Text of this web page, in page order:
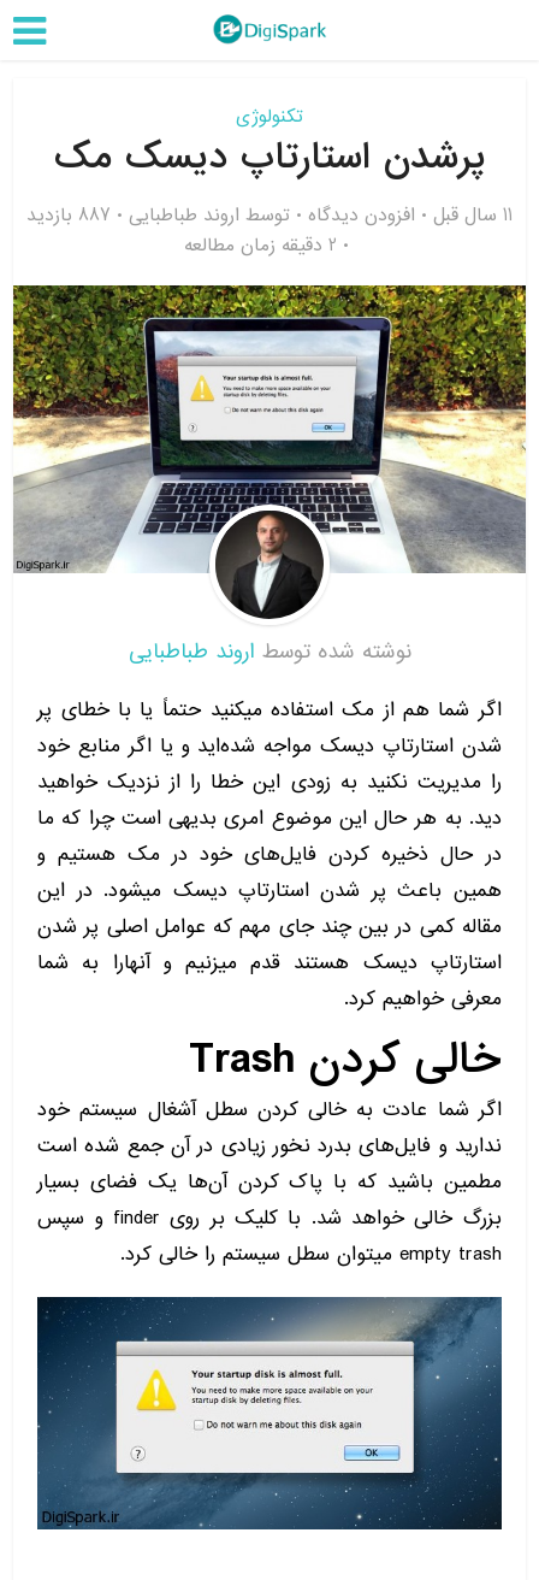
تکنولوژی
پرشدن استارتاپ دیسک مک
11 سال قبل افزودن دیدگاه توسط اروند طباطبایی
887 بازدید
2 دقیقه زمان مطالعه
نوشته شده توسط اروند طباطبایی
اگر شما هم از مک استفاده میکنید حتماً یا با خطای پر
شدن استارتاپ دیسک مواجه شده‌اید و یا اگر منابع خود
را مدیریت نکنید به زودی این خطا را از نزدیک خواهید
دید. به هر حال این موضوع امری بدیهی است چرا که ما
در حال ذخیره کردن فایل‌های خود در مک هستیم و
همین باعث پر شدن استارتاپ دیسک میشود. در این
مقاله کمی در بین چند جای مهم که عوامل اصلی پر شدن
استارتاپ دیسک هستند قدم میزنیم و آنهارا به شما
معرفی خواهیم کرد.
خالی کردن Trash
اگر شما عادت به خالی کردن سطل آشغال سیستم خود
ندارید و فایل‌های بدرد نخور زیادی در آن جمع شده است
مطمین باشید که با پاک کردن آن‌ها یک فضای بسیار
بزرگ خالی خواهد شد. با کلیک بر روی finder و سپس
empty trash میتوان سطل سیستم را خالی کرد.